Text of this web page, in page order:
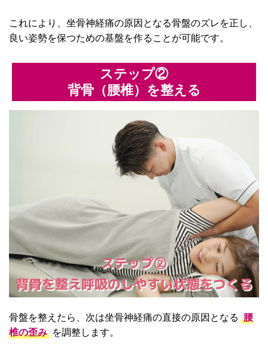
これにより、坐骨神経痛の原因となる骨盤のズレを正し、
良い姿勢を保つための基盤を作ることが可能です。
ステップ②
背骨（腰椎）を整える
ステップ②
背骨を整え呼吸のしやすい状態をつくる
骨盤を整えたら、次は坐骨神経痛の直接の原因となる 腰
椎の歪み を調整します。